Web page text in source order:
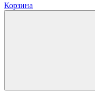
Корзина